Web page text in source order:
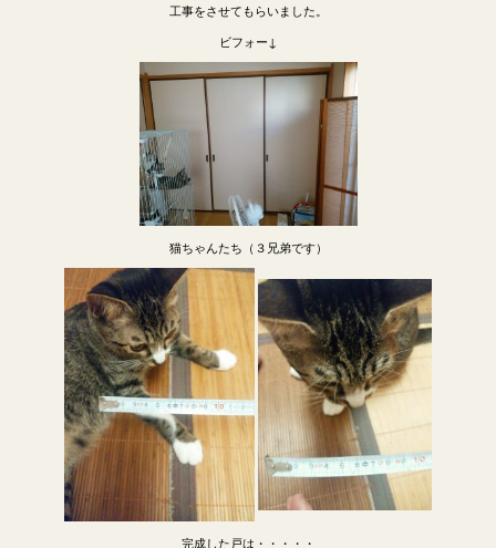
工事をさせてもらいました。
ビフォー↓
猫ちゃんたち（３兄弟です）
完成した戸は・・・・・